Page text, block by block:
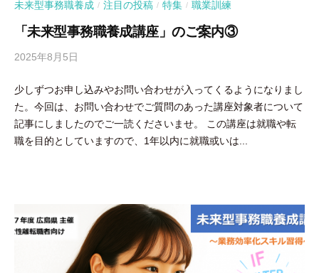
未来型事務職養成 / 注目の投稿 / 特集 / 職業訓練
「未来型事務職養成講座」のご案内③
2025年8月5日
吉
田
豪
少しずつお申し込みやお問い合わせが入ってくるようになりまし
た。今回は、お問い合わせでご質問のあった講座対象者について
記事にしましたのでご一読くださいませ。 この講座は就職や転
職を目的としていますので、1年以内に就職或いは...